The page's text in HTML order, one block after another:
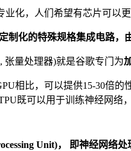
业化，人们希望有芯片可以
制化的特殊规格集成电路，
张量处理器)就是谷歌专门为
相比，可以提供15-30倍
既可以用于训练神经网络
Unit)， 即神经网络